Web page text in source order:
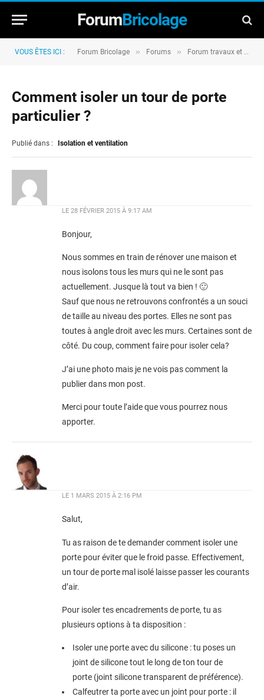
ForumBricolage
VOUS ÊTES ICI : Forum Bricolage » Forums » Forum travaux et rénovation
Comment isoler un tour de porte
particulier ?
Publié dans : Isolation et ventilation
LE 28 FÉVRIER 2015 À 9:17 AM
Bonjour,
Nous sommes en train de rénover une maison et
nous isolons tous les murs qui ne le sont pas
actuellement. Jusque là tout va bien ! 🙂
Sauf que nous ne retrouvons confrontés a un souci
de taille au niveau des portes. Elles ne sont pas
toutes à angle droit avec les murs. Certaines sont de
côté. Du coup, comment faire pour isoler cela?
J’ai une photo mais je ne vois pas comment la
publier dans mon post.
Merci pour toute l’aide que vous pourrez nous
apporter.
LE 1 MARS 2015 À 2:16 PM
Salut,
Tu as raison de te demander comment isoler une
porte pour éviter que le froid passe. Effectivement,
un tour de porte mal isolé laisse passer les courants
d’air.
Pour isoler tes encadrements de porte, tu as
plusieurs options à ta disposition :
Isoler une porte avec du silicone : tu poses un
joint de silicone tout le long de ton tour de
porte (joint silicone transparent de préférence).
Calfeutrer ta porte avec un joint pour porte : il